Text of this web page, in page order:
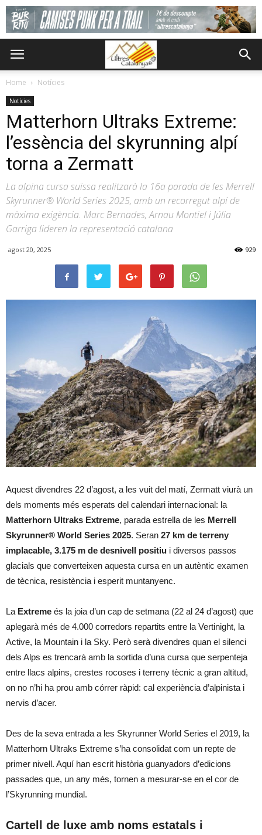
Home Notícies
Notícies
Matterhorn Ultraks Extreme:
l’essència del skyrunning alpí
torna a Zermatt
La alpina cursa suïssa realitzarà la 16a parada de les Merrell
Skyrunner® World Series 2025, amb un recorregut alpí de
màxima exigència. Marc Bernades, Arnau Montiel i Júlia
Garriga lideren la representació catalana
agost 20, 2025 929
Aquest divendres 22 d’agost, a les vuit del matí, Zermatt viurà un
dels moments més esperats del calendari internacional: la
Matterhorn Ultraks Extreme, parada estrella de les Merrell
Skyrunner® World Series 2025. Seran 27 km de terreny
implacable, 3.175 m de desnivell positiu i diversos passos
glacials que converteixen aquesta cursa en un autèntic examen
de tècnica, resistència i esperit muntanyenc.
La Extreme és la joia d’un cap de setmana (22 al 24 d’agost) que
aplegarà més de 4.000 corredors repartits entre la Vertinight, la
Active, la Mountain i la Sky. Però serà divendres quan el silenci
dels Alps es trencarà amb la sortida d’una cursa que serpenteja
entre llacs alpins, crestes rocoses i terreny tècnic a gran altitud,
on no n’hi ha prou amb córrer ràpid: cal experiència d’alpinista i
nervis d’acer.
Des de la seva entrada a les Skyrunner World Series el 2019, la
Matterhorn Ultraks Extreme s’ha consolidat com un repte de
primer nivell. Aquí han escrit història guanyadors d’edicions
passades que, un any més, tornen a mesurar-se en el cor de
l’Skyrunning mundial.
Cartell de luxe amb noms estatals i